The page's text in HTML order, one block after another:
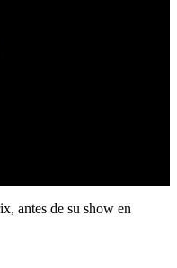
antes de su show en